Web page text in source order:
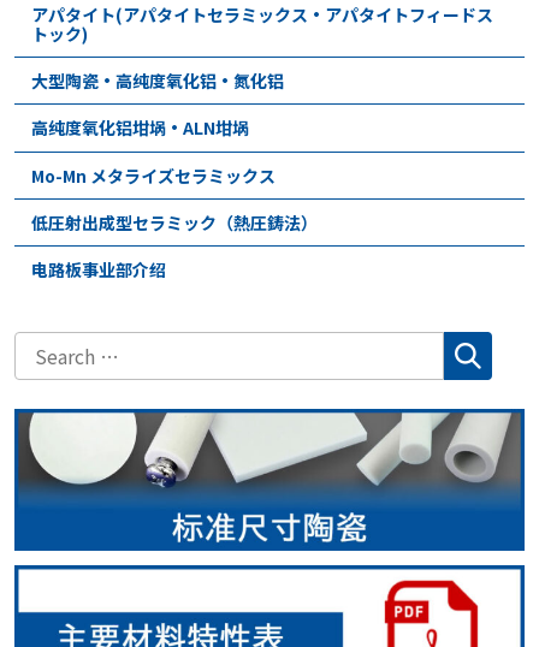
アパタイト(アパタイトセラミックス・アパタイトフィードス
トック)
大型陶瓷・高纯度氧化铝・氮化铝
高纯度氧化铝坩埚・ALN坩埚
Mo-Mn メタライズセラミックス
低圧射出成型セラミック（熱圧鋳法）
电路板事业部介绍